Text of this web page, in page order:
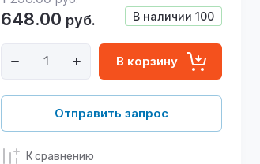
В наличии 100
648.00 руб.
В корзину
Отправить запрос
К сравнению